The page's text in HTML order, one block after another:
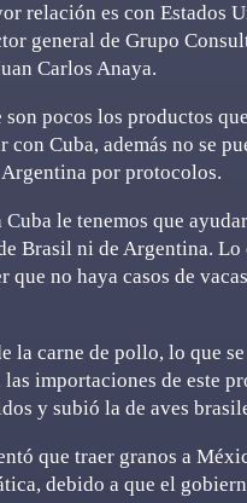
relación es con Estados
general de Grupo
Carlos Anaya.
pocos los productos
con Cuba, además no se
por protocolos.
Cuba le tenemos que
Brasil ni de Argentina. Lo
que no haya casos de
la carne de pollo, lo que
importaciones de este
y subió la de aves
que traer granos a
debido a que el